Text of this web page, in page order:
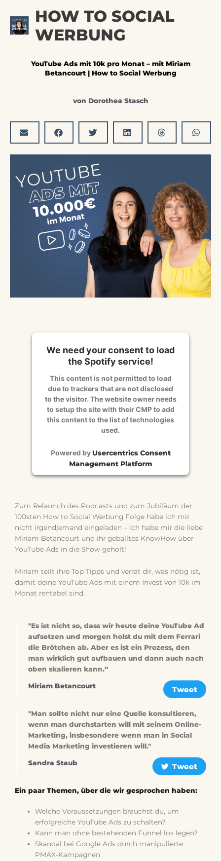
Inhalt
springen
HOW TO SOCIAL
WERBUNG
YouTube Ads mit 10k pro Monat – mit Miriam
Betancourt | How to Social Werbung
von Dorothea Stasch
We need your consent to load
the Spotify service!
This content is not permitted to load
due to trackers that are not disclosed
to the visitor. The website owner needs
to setup the site with their CMP to add
this content to the list of technologies
used.
Powered by Usercentrics Consent
Management Platform
Zum Relaunch des Podcasts und zum Jubiläum der
100sten How to Social Werbung Folge habe ich mir
nicht irgendjemand eingeladen – ich habe mir die liebe
Miriam Betancourt und ihr geballtes KnowHow über
YouTube Ads in die Show geholt!
Miriam teilt ihre Top Tipps und verrät dir, was nötig ist,
damit deine YouTube Ads mit einem Invest von 10k im
Monat rentabel sind.
"Es ist nicht so, dass wir heute deine YouTube Ad
aufsetzen und morgen holst du mit dem Ferrari
die Brötchen ab. Aber es ist ein Prozess, den
man wirklich gut aufbauen und dann auch nach
oben skalieren kann.“
Miriam Betancourt Tweet
"Man sollte nicht nur eine Quelle konsultieren,
wenn man durchstarten will mit seinem Online-
Marketing, insbesondere wenn man in Social
Media Marketing investieren will."
Sandra Staub Tweet
Ein paar Themen, über die wir gesprochen haben:
Welche Voraussetzungen brauchst du, um
erfolgreiche YouTube Ads zu schalten?
Kann man ohne bestehenden Funnel los legen?
Skandal bei Google Ads durch manipulierte
PMAX-Kampagnen